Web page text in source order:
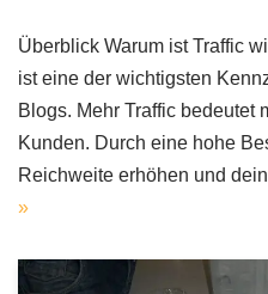
Überblick Warum ist Traffic
ist eine der wichtigsten
Blogs. Mehr Traffic bedeutet
Kunden. Durch eine hohe
Reichweite erhöhen und
»